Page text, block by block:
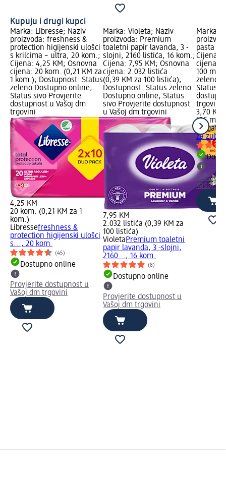
Kupuju i drugi kupci
Marka: Libresse; Naziv
proizvoda: freshness &
protection higijenski ulošci
s krilcima – ultra, 20 kom.;
Cijena: 4,25 KM; Osnovna
cijena: 20 kom. (0,21 KM za
1 kom.); Dostupnost: Status
zeleno Dostupno online,
Status sivo Provjerite
dostupnost u Vašoj dm
trgovini
4,25 KM
20 kom. (0,21 KM za 1
kom.)
Libressefreshness &
protection higijenski ulošci
s..., 20 kom.
(45)
Dostupno online
Provjerite dostupnost u
Vašoj dm trgovini
Marka: Violeta; Naziv
proizvoda: Premium
toaletni papir lavanda, 3 -
slojni, 2160 listića, 16 kom.;
Cijena: 7,95 KM; Osnovna
cijena: 2.032 listića
(0,39 KM za 100 listića);
Dostupnost: Status zeleno
Dostupno online, Status
sivo Provjerite dostupnost
u Vašoj dm trgovini
7,95 KM
2.032 listića (0,39 KM za
100 listića)
VioletaPremium toaletni
papir lavanda, 3 -slojni,
2160..., 16 kom.
(8)
Dostupno online
Provjerite dostupnost u
Vašoj dm trgovini
Marka:
pasta
Cijena:
cijena:
100 ml);
zeleno
Status
trgovini
3,70 KM
125 ml
Colgate
za zube,
Vašoj